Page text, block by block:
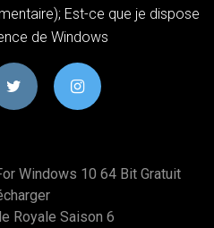
Est-ce que je dispose
de Windows
Windows 10 64 Bit Gratuit
Royale Saison 6